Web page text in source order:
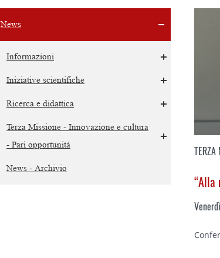
News
Informazioni
Iniziative scientifiche
Ricerca e didattica
Terza Missione - Innovazione e cultura
- Pari opportunità
News - Archivio
TERZA
“Alla